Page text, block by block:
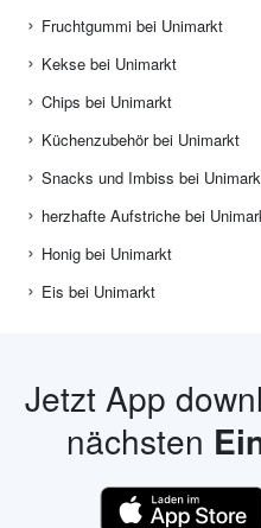
Fruchtgummi bei Unimarkt
Kekse bei Unimarkt
Chips bei Unimarkt
Küchenzubehör bei Unimarkt
Snacks und Imbiss bei
herzhafte Aufstriche bei
Honig bei Unimarkt
Eis bei Unimarkt
Jetzt App
nächsten